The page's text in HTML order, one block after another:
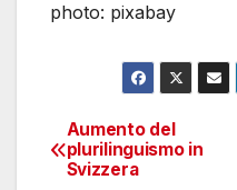
photo: pixabay
Aumento del
plurilinguismo in
Svizzera